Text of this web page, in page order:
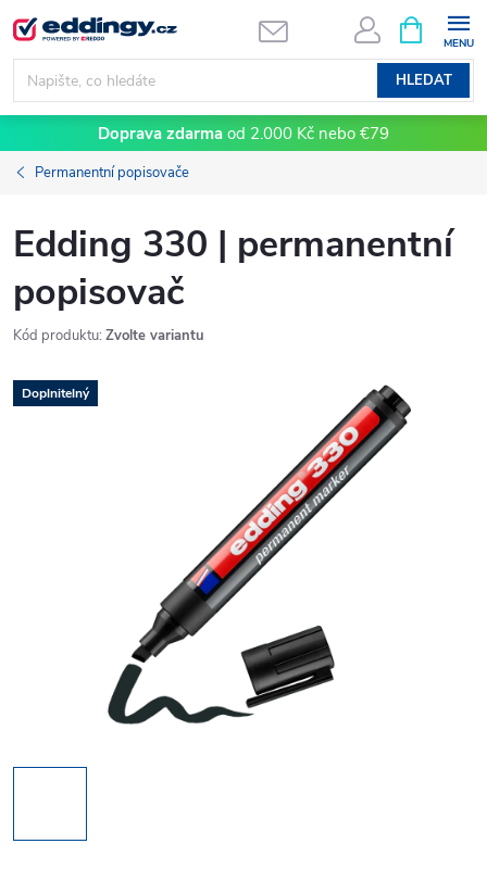
Přejít
na
obsah
HLEDAT
NÁKUPNÍ
KOŠÍK
Doprava zdarma od 2.000 Kč nebo €79
Permanentní popisovače
Edding 330 | permanentní
popisovač
Kód produktu: Zvolte variantu
Doplnitelný